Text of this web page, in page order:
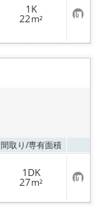
1K
22m² お
気
に
入
り
間取り/専有面積
1DK
27m² お
気
に